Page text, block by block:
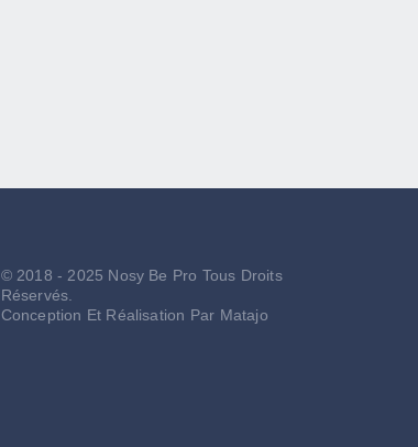
© 2018 - 2025 Nosy Be Pro Tous Droits
Réservés.
Conception Et Réalisation Par Matajo